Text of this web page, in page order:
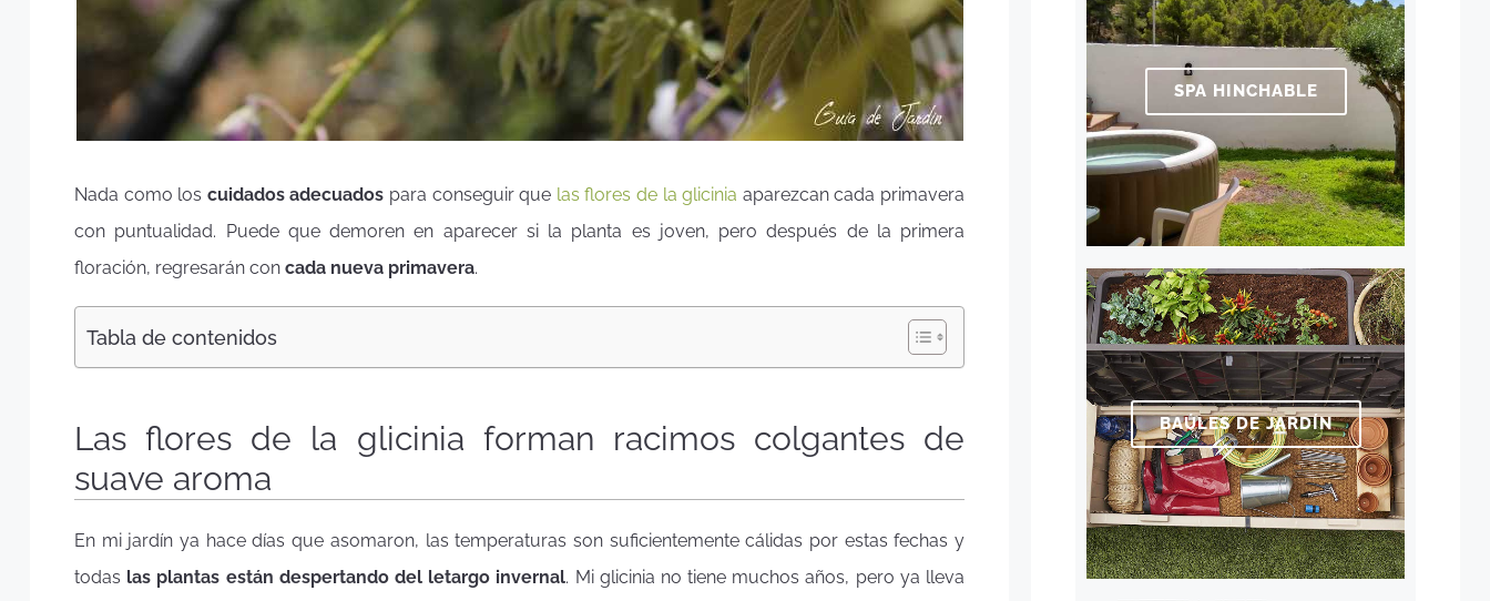
Nada como los cuidados adecuados para conseguir que las flores de la glicinia aparezcan cada primavera
con puntualidad. Puede que demoren en aparecer si la planta es joven, pero después de la primera
floración, regresarán con cada nueva primavera.
Tabla de contenidos
Las flores de la glicinia forman racimos colgantes de
suave aroma
En mi jardín ya hace días que asomaron, las temperaturas son suficientemente cálidas por estas fechas y
todas las plantas están despertando del letargo invernal. Mi glicinia no tiene muchos años, pero ya lleva
SPA HINCHABLE
BAÚLES DE JARDÍN